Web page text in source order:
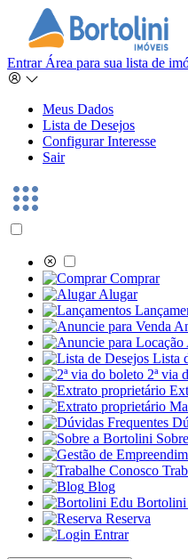
Entrar Área para sua lista de
Meus Dados
Lista de Desejos
Configurar Interesse
Sair
Comprar
Alugar
Lista
2ª via
Blog
Bortolini
Reserva
Entrar